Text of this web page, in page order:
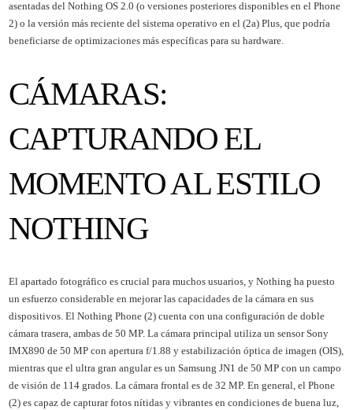
asentadas del Nothing OS 2.0 (o versiones posteriores disponibles en el Phone
2) o la versión más reciente del sistema operativo en el (2a) Plus, que podría
beneficiarse de optimizaciones más específicas para su hardware.
CÁMARAS:
CAPTURANDO EL
MOMENTO AL ESTILO
NOTHING
El apartado fotográfico es crucial para muchos usuarios, y Nothing ha puesto
un esfuerzo considerable en mejorar las capacidades de la cámara en sus
dispositivos. El Nothing Phone (2) cuenta con una configuración de doble
cámara trasera, ambas de 50 MP. La cámara principal utiliza un sensor Sony
IMX890 de 50 MP con apertura f/1.88 y estabilización óptica de imagen (OIS),
mientras que el ultra gran angular es un Samsung JN1 de 50 MP con un campo
de visión de 114 grados. La cámara frontal es de 32 MP. En general, el Phone
(2) es capaz de capturar fotos nítidas y vibrantes en condiciones de buena luz,